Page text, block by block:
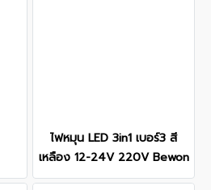
ไฟหมุน LED 3in1 เบอร์3 สี
เหลือง 12-24V 220V Bewon